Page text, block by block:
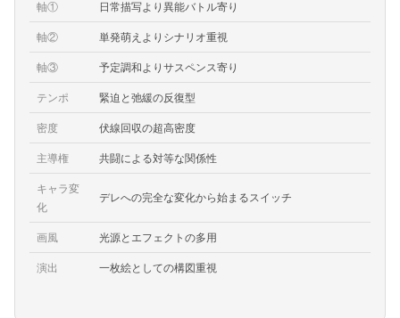
軸① 日常描写より異能バトル寄り
軸② 単発萌えよりシナリオ重視
軸③ 予定調和よりサスペンス寄り
テンポ 緊迫と弛緩の反復型
密度 伏線回収の超高密度
主導権 共闘による対等な関係性
キャラ変
化
デレへの完全な変化から始まるスイッチ
画風 光源とエフェクトの多用
演出 一枚絵としての構図重視